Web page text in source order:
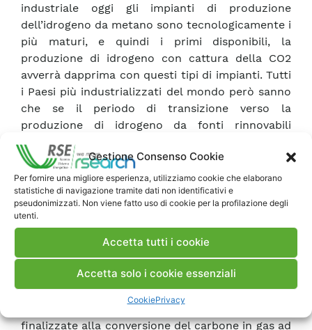
Gestione Consenso Cookie
Per fornire una migliore esperienza, utilizziamo cookie che elaborano
statistiche di navigazione tramite dati non identificativi e
pseudonimizzati. Non viene fatto uso di cookie per la profilazione degli
utenti.
Accetta tutti i cookie
Accetta solo i cookie essenziali
CookiePrivacy
industriale oggi gli impianti di produzione
dell’idrogeno da metano sono tecnologicamente i
più maturi, e quindi i primi disponibili, la
produzione di idrogeno con cattura della CO2
avverrà dapprima con questi tipi di impianti. Tutti
i Paesi più industrializzati del mondo però sanno
che se il periodo di transizione verso la
produzione di idrogeno da fonti rinnovabili
dovesse protrarsi troppo a lungo, il solo gas
naturale non sarà sufficiente a coprire il
crescente fabbisogno di idrogeno. Escluso
l’impiego del petrolio che, durante il periodo di
transizione, sarà dedicato a soddisfare i propri
consumi finali obbligati, l’unica fonte fossile con
cui produrre idrogeno resterà il carbone.
Oltretutto la disponibilità energetica del carbone
è in grado di sostenere il periodo di transizione
per oltre un secolo. Per questo motivo in tutti i
Paesi più industrializzati sono in corso ricerche
finalizzate alla conversione del carbone in gas ad